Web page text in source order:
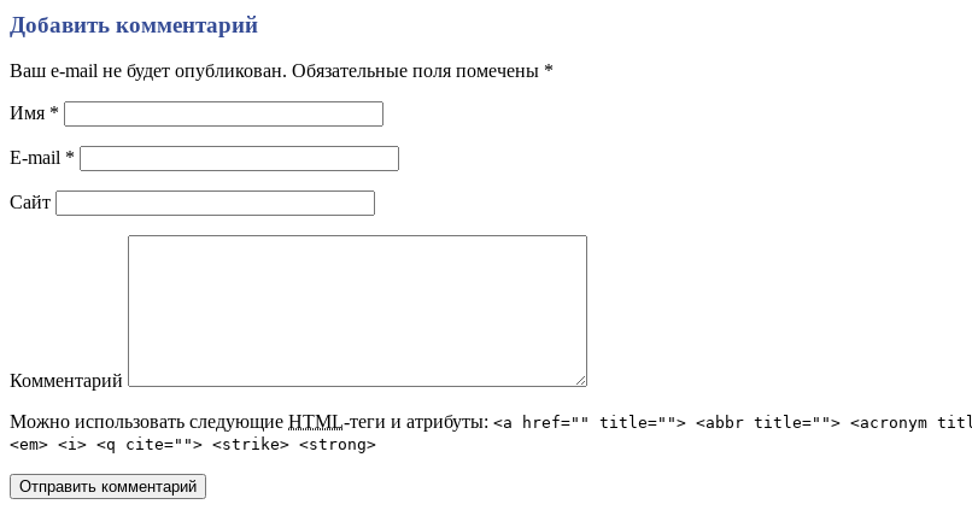
Добавить комментарий
Ваш e-mail не будет опубликован. Обязательные поля помечены *
Имя *
E-mail *
Сайт
Комментарий
Можно использовать следующие HTML-теги и атрибуты: <a href="" title=""> <abbr title=""> <acronym
<em> <i> <q cite=""> <strike> <strong>